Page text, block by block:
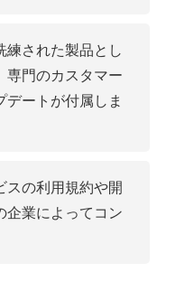
練された製品とし
専門のカスタマー
ートが付属しま
スの利用規約や開
企業によってコン